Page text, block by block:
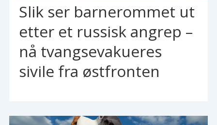
Slik ser barnerommet ut
etter et russisk angrep –
nå tvangsevakueres
sivile fra østfronten